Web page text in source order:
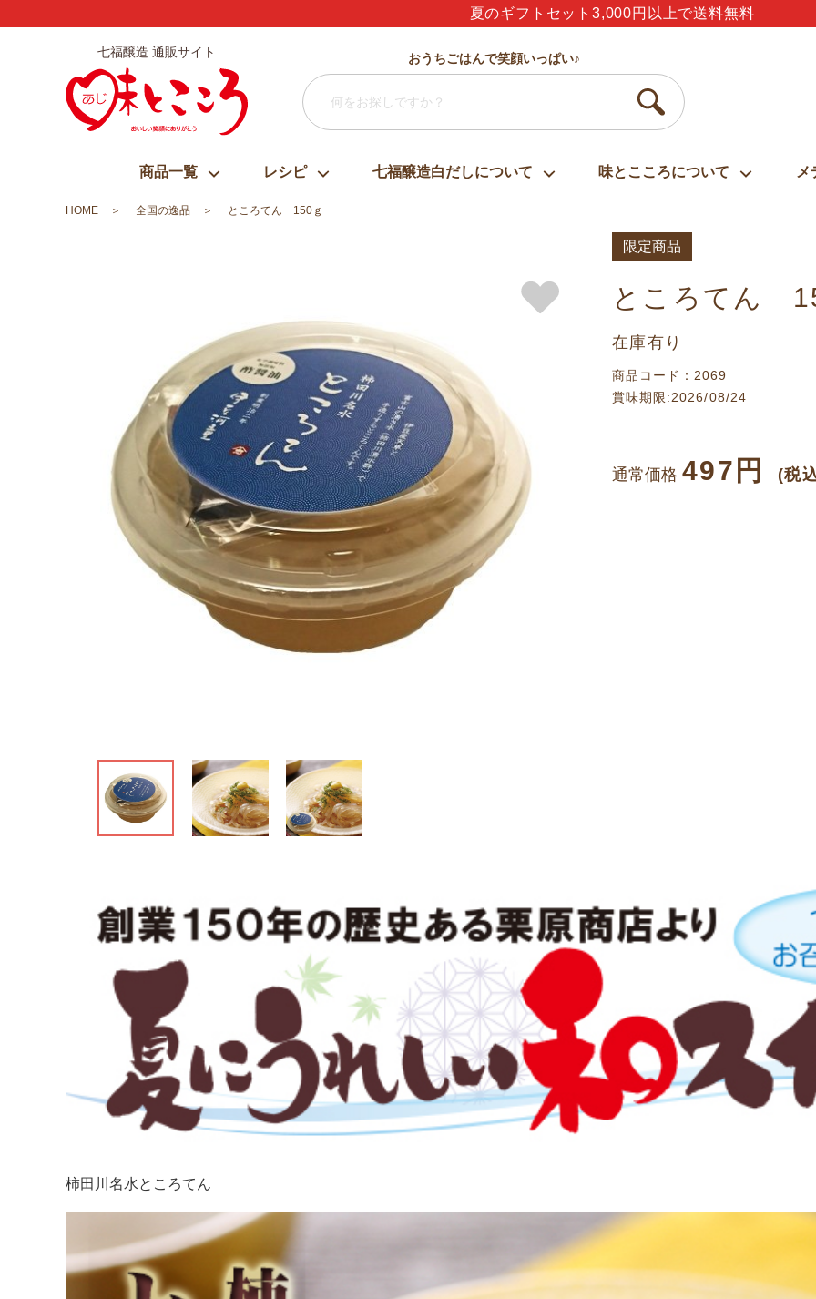
ありがとう・うれしい・楽しい・大好き・しあわせ
七福醸造 通販サイト おうちごはんで笑顔いっぱい♪
商品一覧 レシピ 七福醸造白だしについて 味とこころについて メ
HOME 全国の逸品 ところてん 150ｇ
限定商品
ところてん
在庫有り
商品コード：2069
賞味期限:2026/08/24
通常価格 497円 (税
柿田川名水ところてん